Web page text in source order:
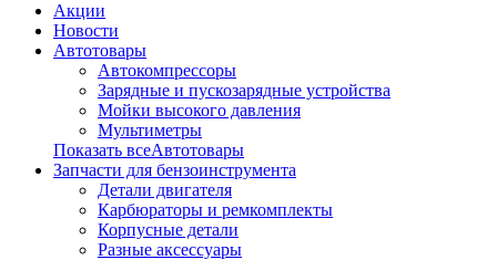
Акции
Новости
Автотовары
Автокомпрессоры
Зарядные и пускозарядные устройства
Мойки высокого давления
Мультиметры
Показать всеАвтотовары
Запчасти для бензоинструмента
Детали двигателя
Карбюраторы и ремкомплекты
Корпусные детали
Разные аксессуары